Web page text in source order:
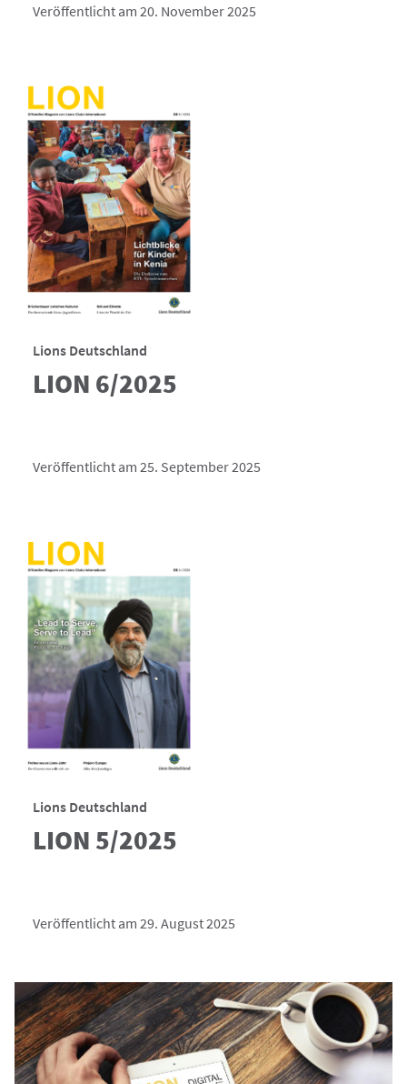
Veröffentlicht am 20. November 2025
Lions Deutschland
LION 6/2025
Veröffentlicht am 25. September 2025
Lions Deutschland
LION 5/2025
Veröffentlicht am 29. August 2025